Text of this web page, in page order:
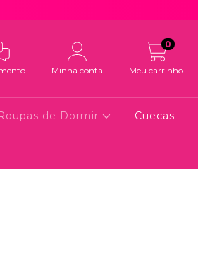
Minha conta Meu carrinho
0
de Dormir Cuecas